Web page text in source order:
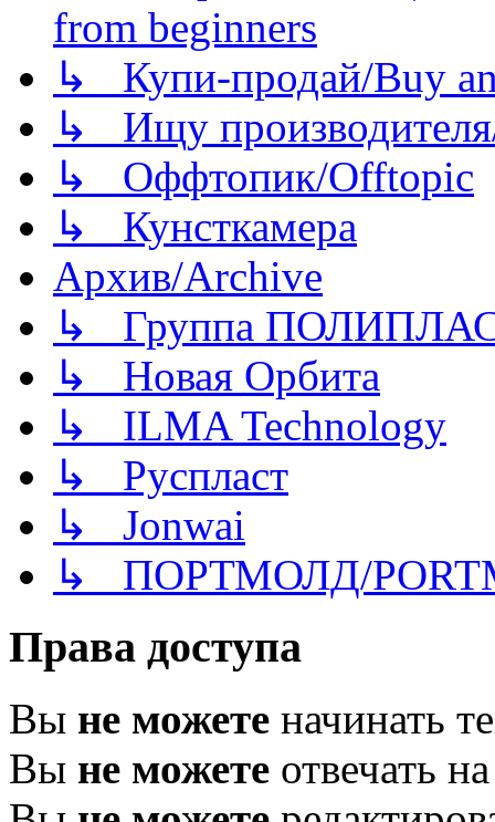
from beginners
↳ Купи-продай/Buy
↳ Ищу
↳ Оффтопик/Offtopic
↳ Кунсткамера
Архив/Archive
↳ Группа
↳ Новая Орбита
↳ ILMA Technology
↳ Руспласт
↳ Jonwai
↳ ПОРТМОЛД/
Права доступа
Вы не можете начинать
Вы не можете отвечать